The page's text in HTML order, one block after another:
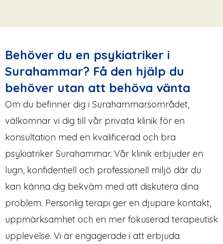
Behöver du en psykiatriker i
Surahammar? Få den hjälp du
behöver utan att behöva vänta
Om du befinner dig i Surahammarsområdet,
välkomnar vi dig till vår privata klinik för en
konsultation med en kvalificerad och bra
psykiatriker Surahammar. Vår klinik erbjuder en
lugn, konfidentiell och professionell miljö där du
kan känna dig bekväm med att diskutera dina
problem. Personlig terapi ger en djupare kontakt,
uppmärksamhet och en mer fokuserad terapeutisk
upplevelse. Vi är engagerade i att erbjuda